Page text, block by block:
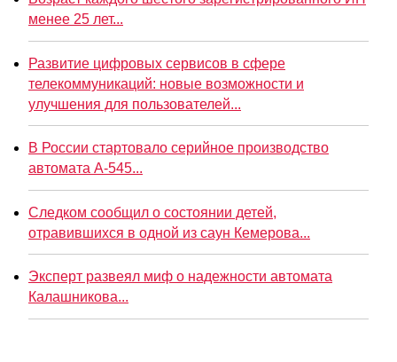
менее 25 лет...
Развитие цифровых сервисов в сфере
телекоммуникаций: новые возможности и
улучшения для пользователей...
В России стартовало серийное производство
автомата А-545...
Следком сообщил о состоянии детей,
отравившихся в одной из саун Кемерова...
Эксперт развеял миф о надежности автомата
Калашникова...